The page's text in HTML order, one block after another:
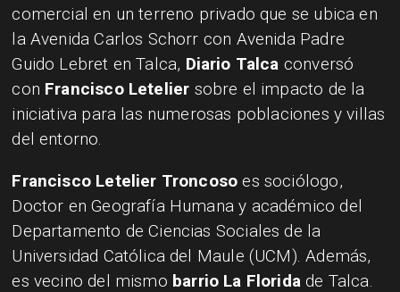
comercial en un terreno privado que se ubica en
la Avenida Carlos Schorr con Avenida Padre
Guido Lebret en Talca, Diario Talca conversó
con Francisco Letelier sobre el impacto de la
iniciativa para las numerosas poblaciones y villas
del entorno.
Francisco Letelier Troncoso es sociólogo,
Doctor en Geografía Humana y académico del
Departamento de Ciencias Sociales de la
Universidad Católica del Maule (UCM). Además,
es vecino del mismo barrio La Florida de Talca.